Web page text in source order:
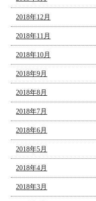
2018年12月
2018年11月
2018年10月
2018年9月
2018年8月
2018年7月
2018年6月
2018年5月
2018年4月
2018年3月